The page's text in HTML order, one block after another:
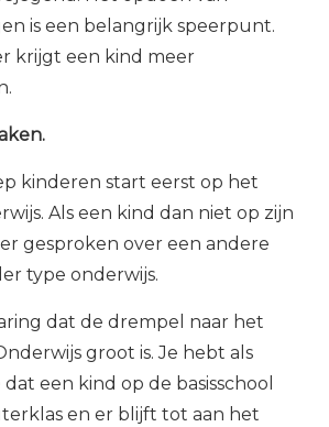
is een belangrijk speerpunt.
krijgt een kind meer
kinderen start eerst op het
Als een kind dan niet op zijn
gesproken over een andere
type onderwijs.
dat de drempel naar het
groot is. Je hebt als
een kind op de basisschool
en er blijft tot aan het